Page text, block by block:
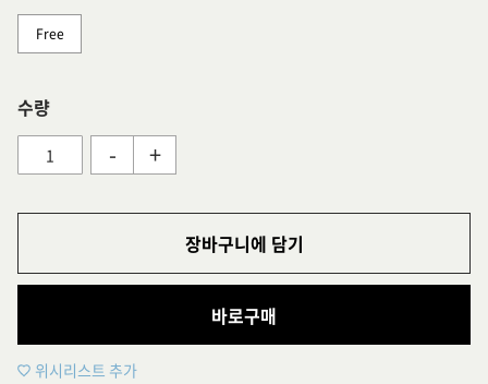
Free
수량
- +
장바구니에 담기
바로구매
위시리스트 추가